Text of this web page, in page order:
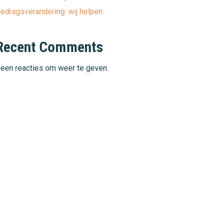
wij helpen
Comments
reacties om weer te geven.